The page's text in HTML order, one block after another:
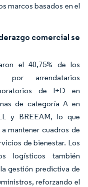
marcos basados en el
comercial se
el 40,75% de los
por arrendatarios
de I+D en
de categoría A en
y BREEAM, lo que
mantener cuadros de
de bienestar. Los
logísticos también
gestión predictiva de
reforzando el